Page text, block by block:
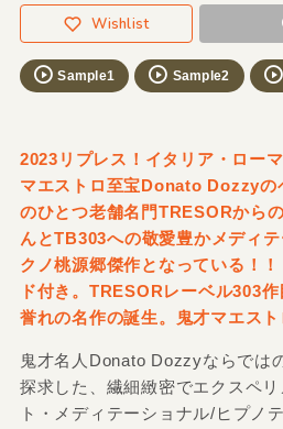
Wishlist
Sample1 Sample2
2023リプレス！イタリア・ロー
マエストロ至宝Donato Dozzyの
のひとつ老舗名門TRESORから
んとTB303への敬愛豊かメディ
クノ桃源郷傑作となっている！
ド付き。TRESORレーベル303
誉れの名作の誕生。鬼才マエスト
鬼才名人Donato Dozzyならでは
探求した、繊細緻密でエクスペ
ト・メディテーショナル/ヒプノ